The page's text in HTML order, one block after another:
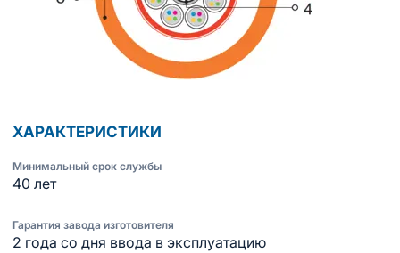
ХАРАКТЕРИСТИКИ
Минимальный срок службы
40 лет
Гарантия завода изготовителя
2 года со дня ввода в эксплуатацию